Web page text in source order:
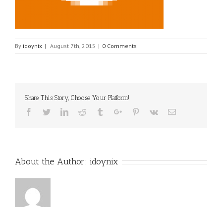
By idoynix | August 7th, 2015 | 0 Comments
Share This Story, Choose Your Platform!
Facebook
TwitterLinkedinReddit TumblrGoogle+Pinterest
Vk Email
About the Author: idoynix